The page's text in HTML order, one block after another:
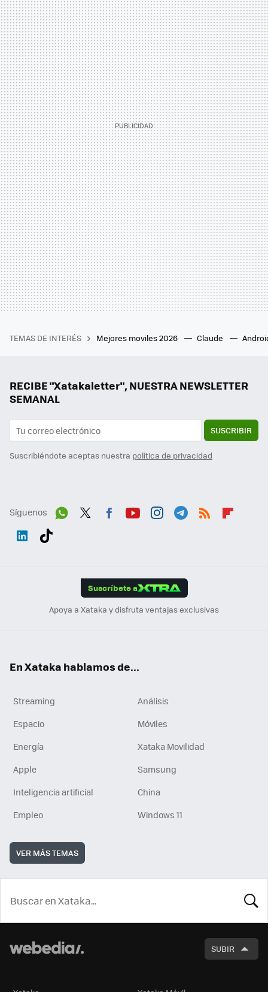
TEMAS DE INTERÉS Mejores moviles 2026 Claude
RECIBE "Xatakaletter", NUESTRA NEWSLETTER
SEMANAL
SUSCRIBIR
Suscribiéndote aceptas nuestra política de privacidad
Síguenos
Suscríbete a
Apoya a Xataka y disfruta ventajas exclusivas
En Xataka hablamos de...
Streaming
Análisis
Espacio
Móviles
Energía
Xataka Movilidad
Apple
Samsung
Inteligencia artificial
China
Empleo
Windows 11
VER MÁS TEMAS
SUBIR